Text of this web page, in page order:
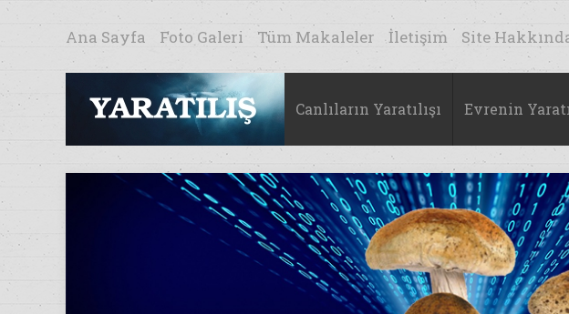
Ana Sayfa Foto Galeri Tüm Makaleler İletişim Site
Canlıların Yaratılışı Evrenin